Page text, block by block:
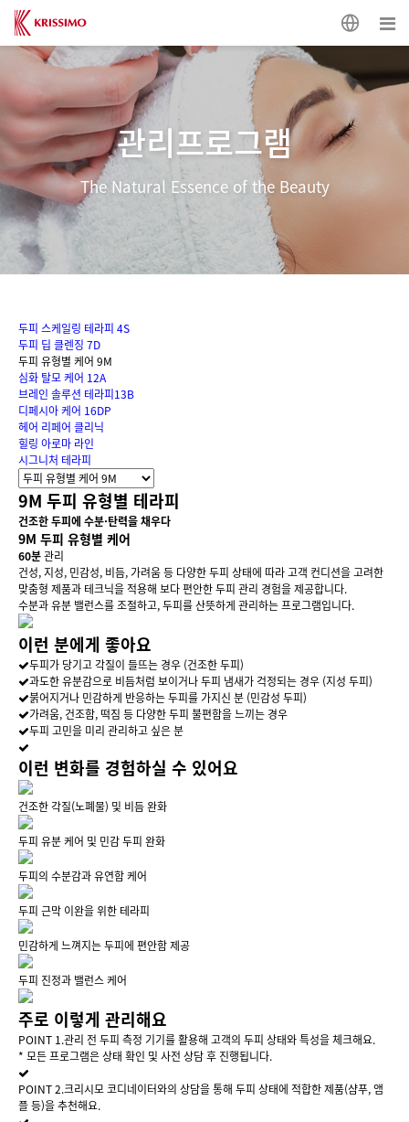
관리프로그램
The Natural Essence of the Beauty
두피 스케일링 테라피 4S
두피 딥 클렌징 7D
두피 유형별 케어 9M
심화 탈모 케어 12A
브레인 솔루션 테라피13B
디페시아 케어 16DP
헤어 리페어 클리닉
힐링 아로마 라인
시그니처 테라피
9M 두피 유형별 테라피
건조한 두피에 수분·탄력을 채우다
9M 두피 유형별 케어
60분관리
건성, 지성, 민감성, 비듬, 가려움 등 다양한 두피 상태에 따라 고객 컨디션을 고려한
맞춤형 제품과 테크닉을 적용해 보다 편안한 두피 관리 경험을 제공합니다.
수분과 유분 밸런스를 조절하고, 두피를 산뜻하게 관리하는 프로그램입니다.
이런 분에게 좋아요
두피가 당기고 각질이 들뜨는 경우 (건조한 두피)
과도한 유분감으로 비듬처럼 보이거나 두피 냄새가 걱정되는 경우 (지성 두피)
붉어지거나 민감하게 반응하는 두피를 가지신 분 (민감성 두피)
가려움, 건조함, 떡짐 등 다양한 두피 불편함을 느끼는 경우
두피 고민을 미리 관리하고 싶은 분
이런 변화를 경험하실 수 있어요
건조한 각질(노폐물) 및 비듬 완화
두피 유분 케어 및 민감 두피 완화
두피의 수분감과 유연함 케어
두피 근막 이완을 위한 테라피
민감하게 느껴지는 두피에 편안함 제공
두피 진정과 밸런스 케어
주로 이렇게 관리해요
POINT 1.관리 전 두피 측정 기기를 활용해 고객의 두피 상태와 특성을 체크해요.
* 모든 프로그램은 상태 확인 및 사전 상담 후 진행됩니다.
POINT 2.크리시모 코디네이터와의 상담을 통해 두피 상태에 적합한 제품(샴푸, 앰
플 등)을 추천해요.